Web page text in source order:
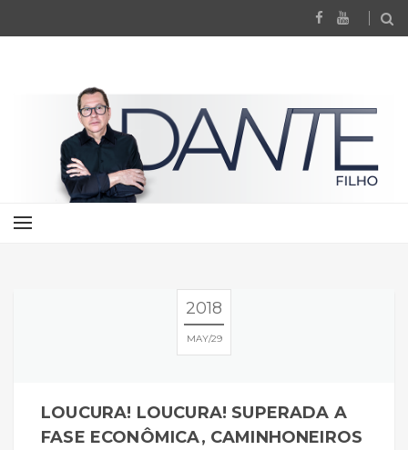
2018
MAY 29
LOUCURA! LOUCURA! SUPERADA A
FASE ECONÔMICA, CAMINHONEIROS